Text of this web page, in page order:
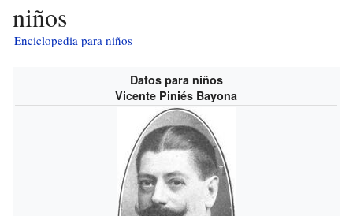
niños
Enciclopedia para niños
Datos para niños
Vicente Piniés Bayona